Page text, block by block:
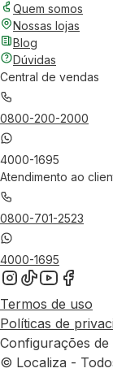
Quem somos
Nossas lojas
Blog
Dúvidas
Central de vendas
0800-200-2000
4000-1695
Atendimento ao
0800-701-2523
4000-1695
Termos de uso
Políticas de
Configurações de
© Localiza -